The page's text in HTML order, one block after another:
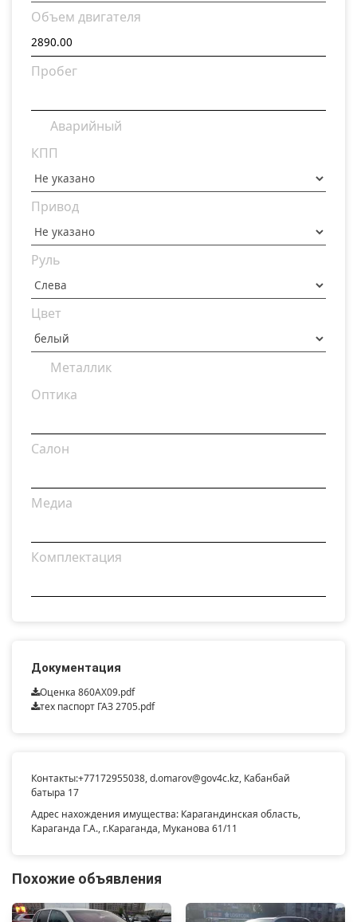
Объем двигателя
Пробег
Аварийный
КПП
Привод
Руль
Цвет
Металлик
Оптика
Салон
Медиа
Комплектация
Документация
Оценка 860AX09.pdf
тех паспорт ГАЗ 2705.pdf
Контакты:+77172955038,d.omarov@gov4c.kz, Кабанбай
батыра 17
Адрес нахождения имущества: Карагандинская область,
Караганда Г.А., г.Караганда, Муканова 61/11
Похожие объявления